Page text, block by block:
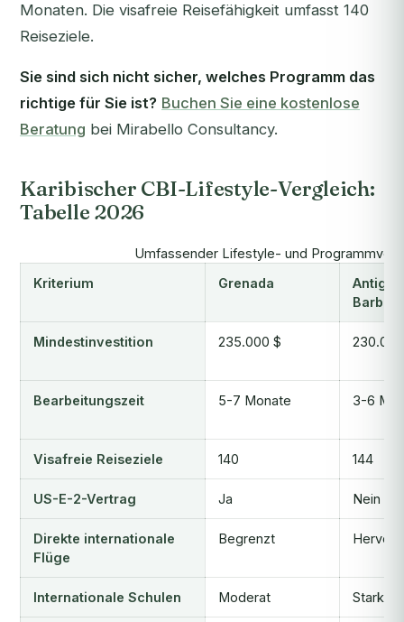
Monaten. Die visafreie Reisefähigkeit umfasst 140
Reiseziele.
Sie sind sich nicht sicher, welches Programm das
richtige für Sie ist? Buchen Sie eine kostenlose
Beratung bei Mirabello Consultancy.
Karibischer CBI-Lifestyle-Vergleich:
Tabelle 2026
Umfassender Lifestyle- und
Kriterium
Grenada
Mindestinvestition 235.000 $
Bearbeitungszeit 5-7 Monate 3-6
Visafreie Reiseziele 140 144
US-E-2-Vertrag Ja Nein
Direkte internationale
Flüge
Begrenzt
Internationale Schulen Moderat Stark